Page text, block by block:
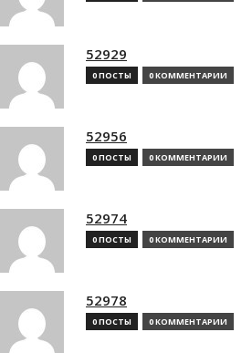
52929
0 ПОСТЫ 0 КОММЕНТАРИИ
52956
0 ПОСТЫ 0 КОММЕНТАРИИ
52974
0 ПОСТЫ 0 КОММЕНТАРИИ
52978
0 ПОСТЫ 0 КОММЕНТАРИИ